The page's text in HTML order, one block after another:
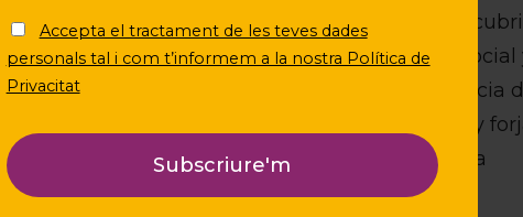
Accepta el tractament de les teves dades
personals tal i com t’informem a la nostra Política de
Privacitat
(Italia) nos permitió
avanzado ecosistema social
nos recordó la importancia
compartir experiencias y
alianzas para impulsar la
innovación social.